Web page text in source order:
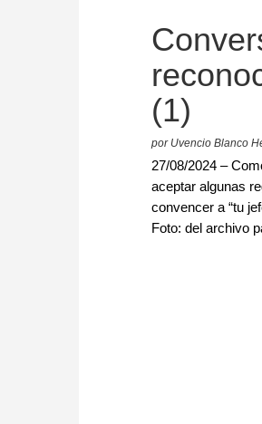
(1)
por Uvencio Blanco
27/08/2024 –
aceptar algunas
convencer a “tu
Foto: del archivo